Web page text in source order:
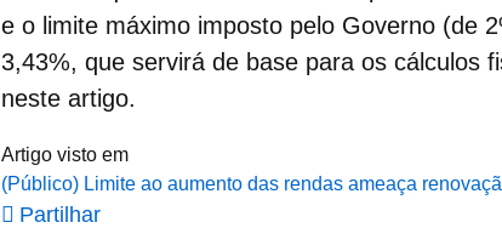
e o limite máximo imposto pelo Governo (de
3,43%, que servirá de base para os cálculos
neste artigo.
Artigo visto em
(Público) Limite ao aumento das rendas ameaça
Partilhar